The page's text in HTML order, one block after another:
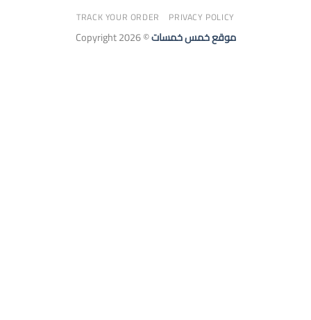
TRACK YOUR ORDER PRIVACY POLICY
Copyright 2026 ©موقع خمس خمسات